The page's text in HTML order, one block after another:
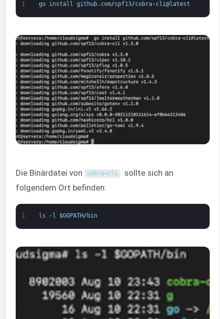
1 go install github.com/spf13/cobra-cli@latest
Die Binärdatei von cobra - cli sollte sich an
folgendem Ort befinden:
1 ls - l $GOPATH/ bin